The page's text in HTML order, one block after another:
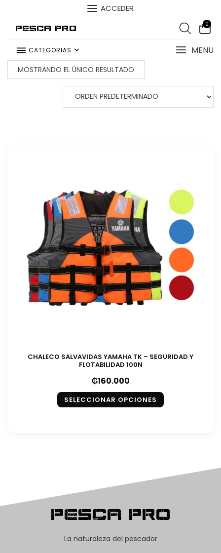
ACCEDER
Pesca Pro 0
CATEGORIAS MENU
MOSTRANDO EL ÚNICO RESULTADO
CHALECO SALVAVIDAS YAMAHA TK – SEGURIDAD Y
FLOTABILIDAD 100N
₲160.000
SELECCIONAR OPCIONES
Pesca Pro
La naturaleza del pescador